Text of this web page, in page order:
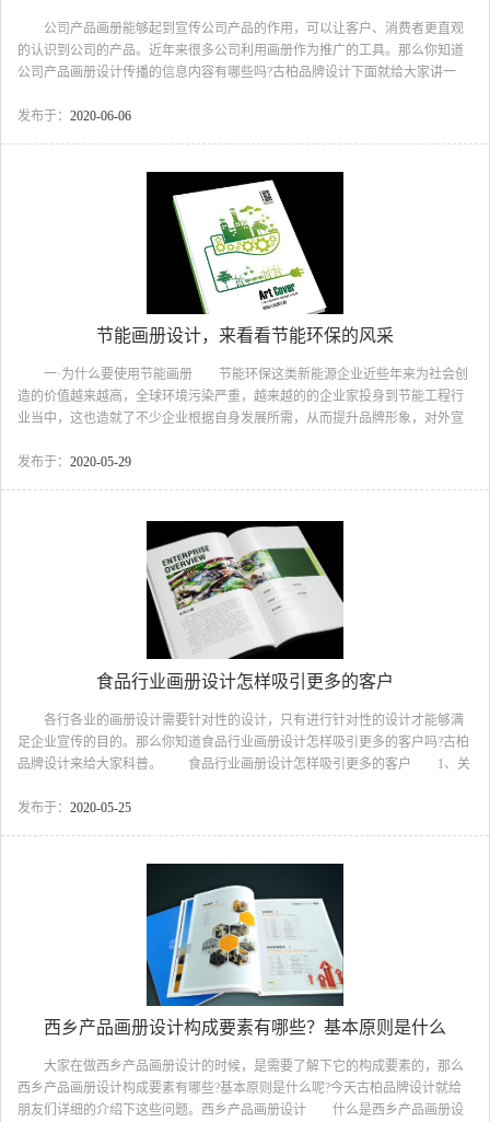
公司产品画册能够起到宣传公司产品的作用，可以让客户、消费者更直观
的认识到公司的产品。近年来很多公司利用画册作为推广的工具。那么你知道
公司产品画册设计传播的信息内容有哪些吗?古柏品牌设计下面就给大家讲一
本质特征、企业文化、公司理念等等、核心理念、区域文化等层面考虑，来突
以为消费者市场留下令人难忘的记忆，增加对企业的了解。公司产品画册设
计 2、企业样本画册设计，准确无误的市场策略，高水平的设...
发布于： 2020-06-06
节能画册设计，来看看节能环保的风采
一·为什么要使用节能画册 节能环保这类新能源企业近些年来为社会创
造的价值越来越高，全球环境污染严重，越来越的的企业家投身到节能工程行
业当中，这也造就了不少企业根据自身发展所需，从而提升品牌形象，对外宣
节能产品画册设计的核心要点就是如何传达节能环保理念!今天小编就为大家讲
觉语言，它能超越国界、排除语言障碍并进入各个领域与人们进行交流与沟
通，是人类通用的视觉符号。宣传册设计从图片的排列到...
发布于： 2020-05-29
食品行业画册设计怎样吸引更多的客户
各行各业的画册设计需要针对性的设计，只有进行针对性的设计才能够满
足企业宣传的目的。那么你知道食品行业画册设计怎样吸引更多的客户吗?古柏
品牌设计来给大家科普。 食品行业画册设计怎样吸引更多的客户 1、关
难发现美食类的照片色彩都十分艳丽，饱和度较高，自然糕点也不例外。这种
传画册，所以更加注重图片的摆拍。首先，通过摆拍，可...
发布于： 2020-05-25
西乡产品画册设计构成要素有哪些？基本原则是什么
大家在做西乡产品画册设计的时候，是需要了解下它的构成要素的，那么
西乡产品画册设计构成要素有哪些?基本原则是什么呢?今天古柏品牌设计就给
朋友们详细的介绍下这些问题。西乡产品画册设计 什么是西乡产品画册设